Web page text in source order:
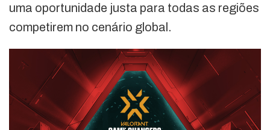
uma oportunidade justa para todas as regiões
competirem no cenário global.